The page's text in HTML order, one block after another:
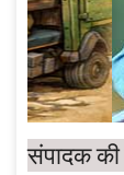
संपादक